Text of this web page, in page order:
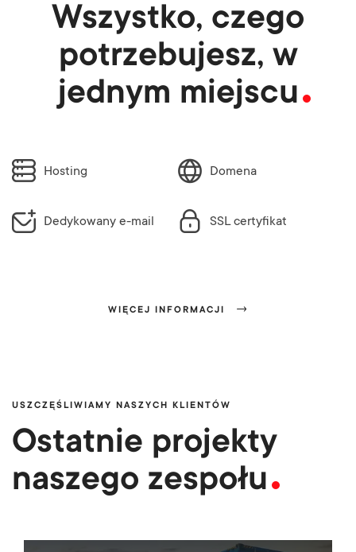
Wszystko, czego
potrzebujesz, w
jednym miejscu
Hosting Domena
Dedykowany e-mail SSL certyfikat
WIĘCEJ INFORMACJI
Ostatnie projekty
naszego zespołu
USZCZĘŚLIWIAMY NASZYCH KLIENTÓW